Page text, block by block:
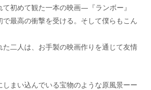
て初めて観た一本の映画—『ランボー』
で最高の衝撃を受ける。そして僕らもこん
た二人は、お手製の映画作りを通じて友情
しまい込んでいる宝物のような原風景ーー